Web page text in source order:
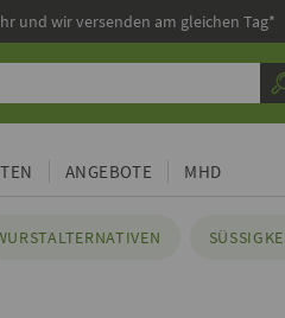
und wir versenden am gleichen
ANGEBOTE MHD